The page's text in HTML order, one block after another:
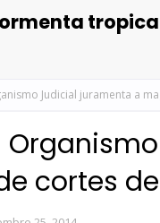
Judicial juramenta a
cortes